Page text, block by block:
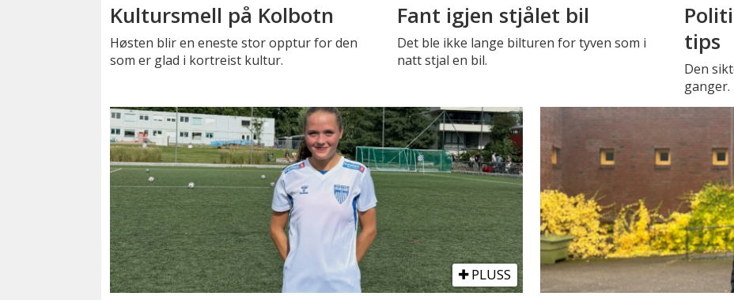
Kultursmell på Kolbotn
Høsten blir en eneste stor opptur for den
som er glad i kortreist kultur.
Fant igjen stjålet bil
Det ble ikke lange bilturen for tyven som i
natt stjal en bil.
tips
Den
PLUSS